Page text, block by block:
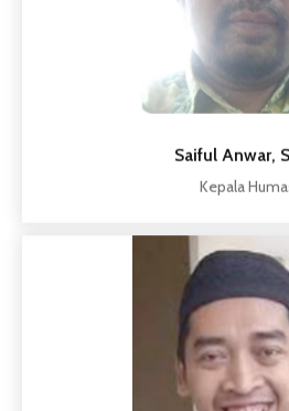
Saiful Anwar,
Kepala Humas